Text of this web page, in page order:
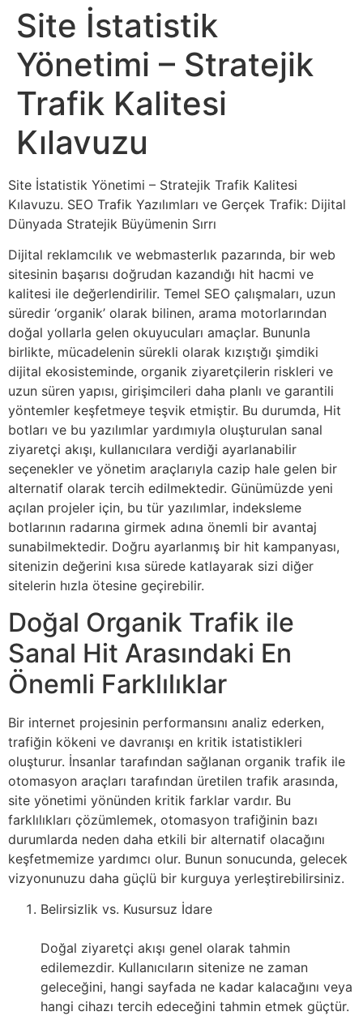
Site İstatistik
Yönetimi – Stratejik
Trafik Kalitesi
Kılavuzu
Site İstatistik Yönetimi – Stratejik Trafik Kalitesi
Kılavuzu. SEO Trafik Yazılımları ve Gerçek Trafik: Dijital
Dünyada Stratejik Büyümenin Sırrı
Dijital reklamcılık ve webmasterlık pazarında, bir web
sitesinin başarısı doğrudan kazandığı hit hacmi ve
kalitesi ile değerlendirilir. Temel SEO çalışmaları, uzun
süredir ‘organik’ olarak bilinen, arama motorlarından
doğal yollarla gelen okuyucuları amaçlar. Bununla
birlikte, mücadelenin sürekli olarak kızıştığı şimdiki
dijital ekosisteminde, organik ziyaretçilerin riskleri ve
uzun süren yapısı, girişimcileri daha planlı ve garantili
yöntemler keşfetmeye teşvik etmiştir. Bu durumda, Hit
botları ve bu yazılımlar yardımıyla oluşturulan sanal
ziyaretçi akışı, kullanıcılara verdiği ayarlanabilir
seçenekler ve yönetim araçlarıyla cazip hale gelen bir
alternatif olarak tercih edilmektedir. Günümüzde yeni
açılan projeler için, bu tür yazılımlar, indeksleme
botlarının radarına girmek adına önemli bir avantaj
sunabilmektedir. Doğru ayarlanmış bir hit kampanyası,
sitenizin değerini kısa sürede katlayarak sizi diğer
sitelerin hızla ötesine geçirebilir.
Doğal Organik Trafik ile
Sanal Hit Arasındaki En
Önemli Farklılıklar
Bir internet projesinin performansını analiz ederken,
trafiğin kökeni ve davranışı en kritik istatistikleri
oluşturur. İnsanlar tarafından sağlanan organik trafik ile
otomasyon araçları tarafından üretilen trafik arasında,
site yönetimi yönünden kritik farklar vardır. Bu
farklılıkları çözümlemek, otomasyon trafiğinin bazı
durumlarda neden daha etkili bir alternatif olacağını
keşfetmemize yardımcı olur. Bunun sonucunda, gelecek
vizyonunuzu daha güçlü bir kurguya yerleştirebilirsiniz.
Belirsizlik vs. Kusursuz İdare
Doğal ziyaretçi akışı genel olarak tahmin
edilemezdir. Kullanıcıların sitenize ne zaman
geleceğini, hangi sayfada ne kadar kalacağını veya
hangi cihazı tercih edeceğini tahmin etmek güçtür.